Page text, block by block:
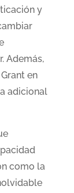
y
Además,
en
adicional
como la